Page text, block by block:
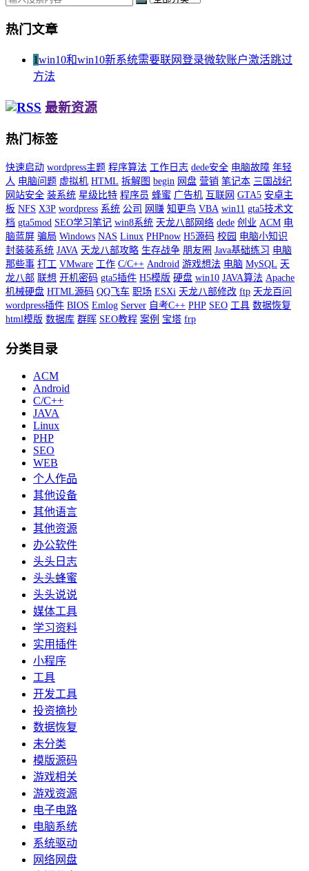
热门文章
1win10和win10新系统需要联网登录微软账户激活跳过
方法
最新资源
热门标签
快速启动 wordpress主题 程序算法 工作日志 dede安全 电脑故障 年轻
人 电脑问题 虚拟机 HTML 拆解图 begin 网盘 营销 笔记本 三国战纪
网站安全 装系统 星级比特 程序员 蜂蜜 广告机 互联网 GTA5 安卓主
板 NFS X3P wordpress 系统 公司 网赚 知更鸟 VBA win11 gta5技术文
档 gta5mod SEO学习笔记 win8系统 天龙八部网络 dede 创业 ACM 电
脑蓝屏 骗局 Windows NAS Linux PHPnow H5源码 校园 电脑小知识
封装装系统 JAVA 天龙八部攻略 生存战争 朋友圈 Java基础练习 电脑
那些事 打工 VMware 工作 C/C++ Android 游戏想法 电脑 MySQL 天
龙八部 联想 开机密码 gta5插件 H5模版 硬盘 win10 JAVA算法 Apache
机械硬盘 HTML源码 QQ飞车 职场 ESXi 天龙八部修改 ftp 天龙百问
wordpress插件 BIOS Emlog Server 自考C++ PHP SEO 工具 数据恢复
html模版 数据库 群晖 SEO教程 案例 宝塔 frp
分类目录
ACM
Android
C/C++
JAVA
Linux
PHP
SEO
WEB
个人作品
其他设备
其他语言
其他资源
办公软件
头头日志
头头蜂蜜
头头说说
媒体工具
学习资料
实用插件
小程序
工具
开发工具
投资摘抄
数据恢复
未分类
模版源码
游戏相关
游戏资源
电子电路
电脑系统
系统驱动
网络网盘